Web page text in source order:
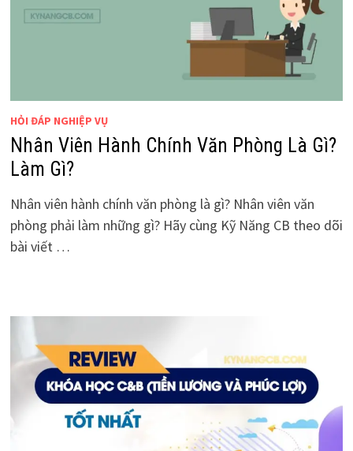
HỎI ĐÁP NGHIỆP VỤ
Nhân Viên Hành Chính Văn Phòng Là Gì?
Làm Gì?
Nhân viên hành chính văn phòng là gì? Nhân viên văn
phòng phải làm những gì? Hãy cùng Kỹ Năng CB theo dõi
bài viết …